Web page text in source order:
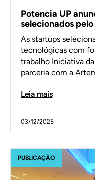
Potencia UP
selecionados
As startups
tecnológicas com
trabalho Iniciativa
parceria com a
Leia mais
03/12/2025
PUBLICAÇÃO